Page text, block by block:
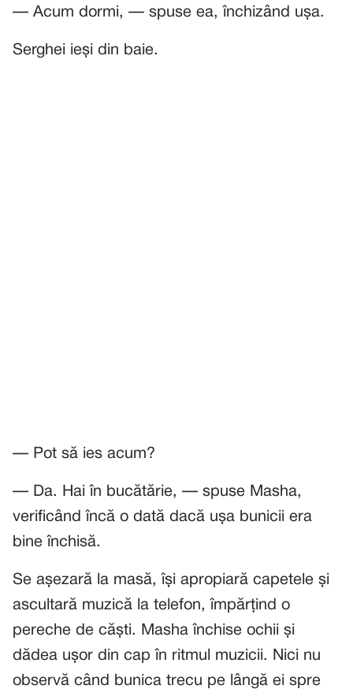
— Acum dormi, — spuse ea, închizând ușa.
Serghei ieși din baie.
— Pot să ies acum?
— Da. Hai în bucătărie, — spuse Masha,
verificând încă o dată dacă ușa bunicii era
bine închisă.
Se așezară la masă, își apropiară capetele și
ascultară muzică la telefon, împărțind o
pereche de căști. Masha închise ochii și
dădea ușor din cap în ritmul muzicii. Nici nu
observă când bunica trecu pe lângă ei spre